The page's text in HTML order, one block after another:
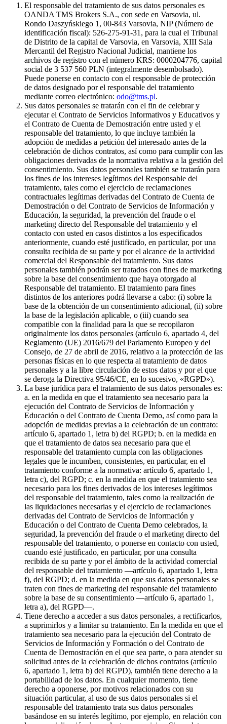
El responsable del tratamiento de sus datos personales es
OANDA TMS Brokers S.A., con sede en Varsovia, ul.
Rondo Daszyńskiego 1, 00-843 Varsovia, NIP (Número de
identificación fiscal): 526-275-91-31, para la cual el Tribunal
de Distrito de la capital de Varsovia, en Varsovia, XIII Sala
Mercantil del Registro Nacional Judicial, mantiene los
archivos de registro con el número KRS: 0000204776, capital
social de 3 537 560 PLN (integralmente desembolsado).
Puede ponerse en contacto con el responsable de protección
de datos designado por el responsable del tratamiento
mediante correo electrónico: odo@tms.pl.
Sus datos personales se tratarán con el fin de celebrar y
ejecutar el Contrato de Servicios Informativos y Educativos y
el Contrato de Cuenta de Demostración entre usted y el
responsable del tratamiento, lo que incluye también la
adopción de medidas a petición del interesado antes de la
celebración de dichos contratos, así como para cumplir con las
obligaciones derivadas de la normativa relativa a la gestión del
consentimiento. Sus datos personales también se tratarán para
los fines de los intereses legítimos del Responsable del
tratamiento, tales como el ejercicio de reclamaciones
contractuales legítimas derivadas del Contrato de Cuenta de
Demostración o del Contrato de Servicios de Información y
Educación, la seguridad, la prevención del fraude o el
marketing directo del Responsable del tratamiento y el
contacto con usted en casos distintos a los especificados
anteriormente, cuando esté justificado, en particular, por una
consulta recibida de su parte y por el alcance de la actividad
comercial del Responsable del tratamiento. Sus datos
personales también podrán ser tratados con fines de marketing
sobre la base del consentimiento que haya otorgado al
Responsable del tratamiento. El tratamiento para fines
distintos de los anteriores podrá llevarse a cabo: (i) sobre la
base de la obtención de un consentimiento adicional, (ii) sobre
la base de la legislación aplicable, o (iii) cuando sea
compatible con la finalidad para la que se recopilaron
originalmente los datos personales (artículo 6, apartado 4, del
Reglamento (UE) 2016/679 del Parlamento Europeo y del
Consejo, de 27 de abril de 2016, relativo a la protección de las
personas físicas en lo que respecta al tratamiento de datos
personales y a la libre circulación de estos datos y por el que
se deroga la Directiva 95/46/CE, en lo sucesivo, «RGPD»).
La base jurídica para el tratamiento de sus datos personales es:
a. en la medida en que el tratamiento sea necesario para la
ejecución del Contrato de Servicios de Información y
Educación o del Contrato de Cuenta Demo, así como para la
adopción de medidas previas a la celebración de un contrato:
artículo 6, apartado 1, letra b) del RGPD; b. en la medida en
que el tratamiento de datos sea necesario para que el
responsable del tratamiento cumpla con las obligaciones
legales que le incumben, consistentes, en particular, en el
tratamiento conforme a la normativa: artículo 6, apartado 1,
letra c), del RGPD; c. en la medida en que el tratamiento sea
necesario para los fines derivados de los intereses legítimos
del responsable del tratamiento, tales como la realización de
las liquidaciones necesarias y el ejercicio de reclamaciones
derivadas del Contrato de Servicios de Información y
Educación o del Contrato de Cuenta Demo celebrados, la
seguridad, la prevención del fraude o el marketing directo del
responsable del tratamiento, o ponerse en contacto con usted,
cuando esté justificado, en particular, por una consulta
recibida de su parte y por el ámbito de la actividad comercial
del responsable del tratamiento —artículo 6, apartado 1, letra
f), del RGPD; d. en la medida en que sus datos personales se
traten con fines de marketing del responsable del tratamiento
sobre la base de su consentimiento —artículo 6, apartado 1,
letra a), del RGPD—.
Tiene derecho a acceder a sus datos personales, a rectificarlos,
a suprimirlos y a limitar su tratamiento. En la medida en que el
tratamiento sea necesario para la ejecución del Contrato de
Servicios de Información y Formación o del Contrato de
Cuenta de Demostración en el que sea parte, o para atender su
solicitud antes de la celebración de dichos contratos (artículo
6, apartado 1, letra b) del RGPD), también tiene derecho a la
portabilidad de los datos. En cualquier momento, tiene
derecho a oponerse, por motivos relacionados con su
situación particular, al uso de sus datos personales si el
responsable del tratamiento trata sus datos personales
basándose en su interés legítimo, por ejemplo, en relación con